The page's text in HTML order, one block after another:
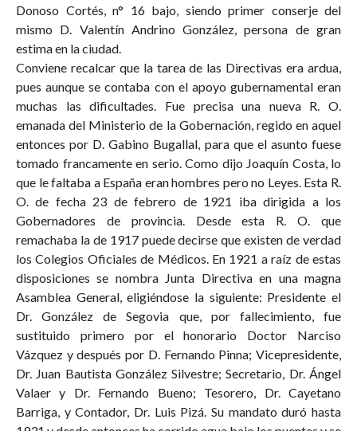
Donoso Cortés, n° 16 bajo, siendo primer conserje del
mismo D. Valentín Andrino González, persona de gran
estima en la ciudad.
Conviene recalcar que la tarea de las Directivas era ardua,
pues aunque se contaba con el apoyo gubernamental eran
muchas las dificultades. Fue precisa una nueva R. O.
emanada del Ministerio de la Gobernación, regido en aquel
entonces por D. Gabino Bugallal, para que el asunto fuese
tomado francamente en serio. Como dijo Joaquín Costa, lo
que le faltaba a España eran hombres pero no Leyes. Esta R.
O. de fecha 23 de febrero de 1921 iba dirigida a los
Gobernadores de provincia. Desde esta R. O. que
remachaba la de 1917 puede decirse que existen de verdad
los Colegios Oficiales de Médicos. En 1921 a raíz de estas
disposiciones se nombra Junta Directiva en una magna
Asamblea General, eligiéndose la siguiente: Presidente el
Dr. González de Segovia que, por fallecimiento, fue
sustituido primero por el honorario Doctor Narciso
Vázquez y después por D. Fernando Pinna; Vicepresidente,
Dr. Juan Bautista González Silvestre; Secretario, Dr. Ángel
Valaer y Dr. Fernando Bueno; Tesorero, Dr. Cayetano
Barriga, y Contador, Dr. Luis Pizá. Su mandato duró hasta